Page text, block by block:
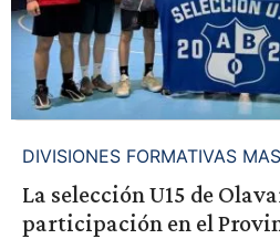
DIVISIONES FORMATIVAS
La selección U15 de
participación en el